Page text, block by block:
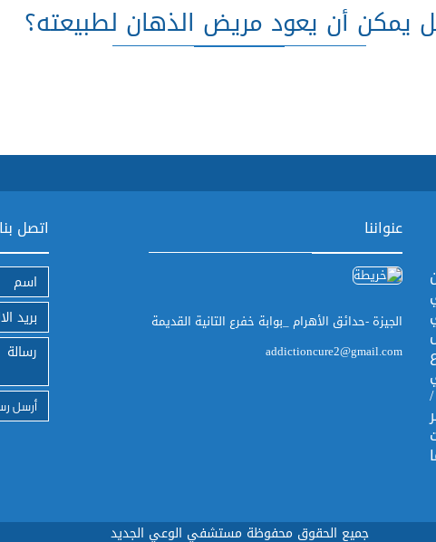
يمكن أن يعود مريض الذهان لطبيعته؟
عنواننا
الجيزة -حدائق الأهرام _بوابة خفرع التانية القديمة
addictioncure2@gmail.com
اتصل بنا
أرسل
جميع الحقوق محفوظة مستشفي الوعي الجديد